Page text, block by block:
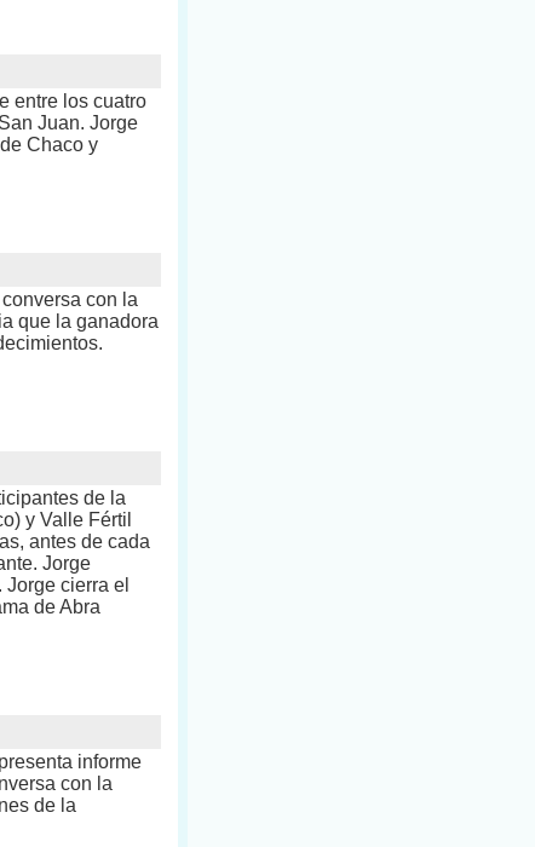
entre los cuatro
Juan. Jorge
Chaco y
con la
que la ganadora
de la
y Valle Fértil
antes de cada
Jorge
cierra el
de Abra
informe
con la
de la